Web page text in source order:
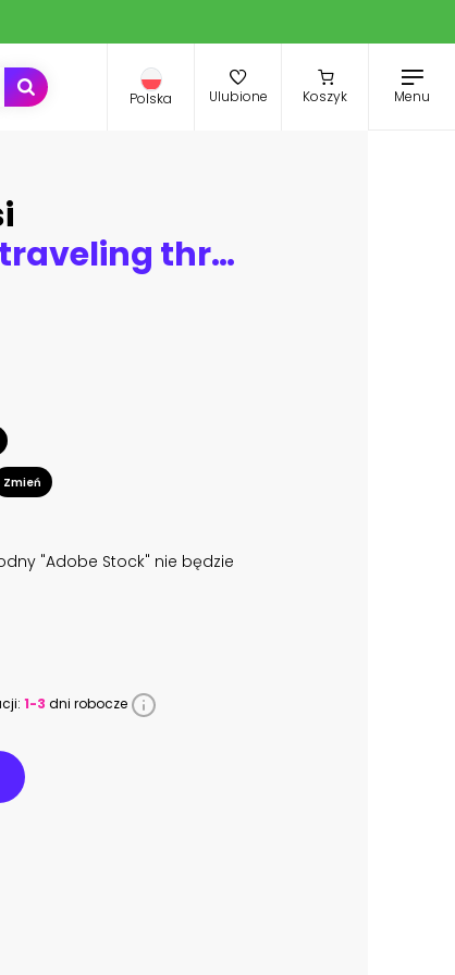
Polska Ulubione Koszyk Menu
Freight train traveling through desert Arizona
Zmień
"Adobe Stock" nie będzie
1-3 dni robocze